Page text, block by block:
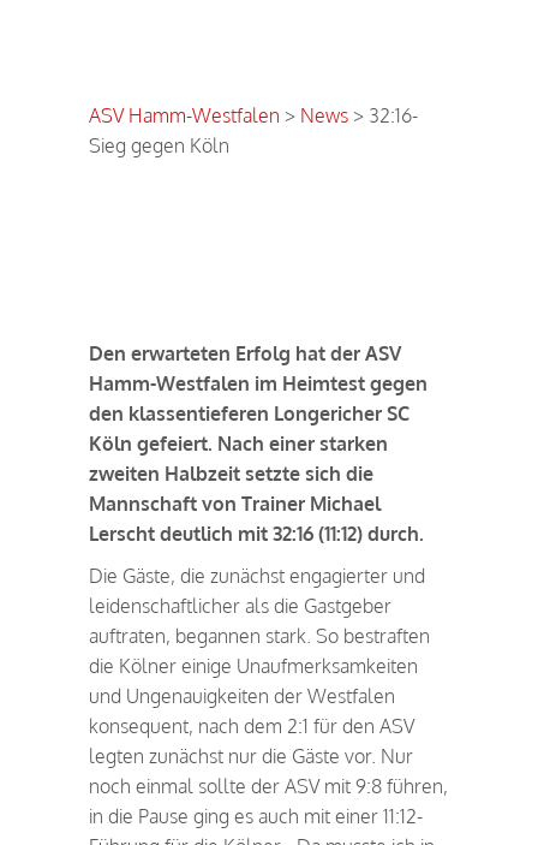
ASV Hamm-Westfalen > News > 32:16-
Sieg gegen Köln
Den erwarteten Erfolg hat der ASV
Hamm-Westfalen im Heimtest gegen
den klassentieferen Longericher SC
Köln gefeiert. Nach einer starken
zweiten Halbzeit setzte sich die
Mannschaft von Trainer Michael
Lerscht deutlich mit 32:16 (11:12) durch.
Die Gäste, die zunächst engagierter und
leidenschaftlicher als die Gastgeber
auftraten, begannen stark. So bestraften
die Kölner einige Unaufmerksamkeiten
und Ungenauigkeiten der Westfalen
konsequent, nach dem 2:1 für den ASV
legten zunächst nur die Gäste vor. Nur
noch einmal sollte der ASV mit 9:8 führen,
in die Pause ging es auch mit einer 11:12-